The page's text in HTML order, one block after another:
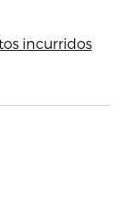
incurridos